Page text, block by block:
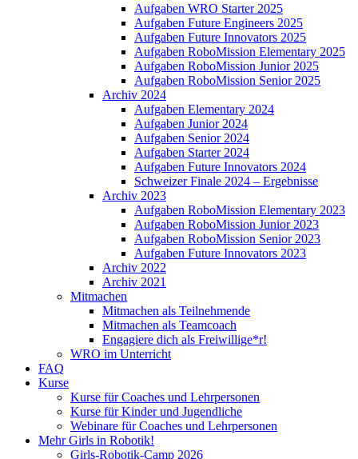
Aufgaben WRO Starter 2025
Aufgaben Future Engineers 2025
Aufgaben Future Innovators 2025
Aufgaben RoboMission Elementary 2025
Aufgaben RoboMission Junior 2025
Aufgaben RoboMission Senior 2025
Archiv 2024
Aufgaben Elementary 2024
Aufgaben Junior 2024
Aufgaben Senior 2024
Aufgaben Starter 2024
Aufgaben Future Innovators 2024
Schweizer Finale 2024 – Ergebnisse
Archiv 2023
Aufgaben RoboMission Elementary 2023
Aufgaben RoboMission Junior 2023
Aufgaben RoboMission Senior 2023
Aufgaben Future Innovators 2023
Archiv 2022
Archiv 2021
Mitmachen
Mitmachen als Teilnehmende
Mitmachen als Teamcoach
Engagiere dich als Freiwillige*r!
WRO im Unterricht
FAQ
Kurse
Kurse für Coaches und Lehrpersonen
Kurse für Kinder und Jugendliche
Webinare für Coaches und Lehrpersonen
Mehr Girls in Robotik!
Girls-Robotik-Camp 2026